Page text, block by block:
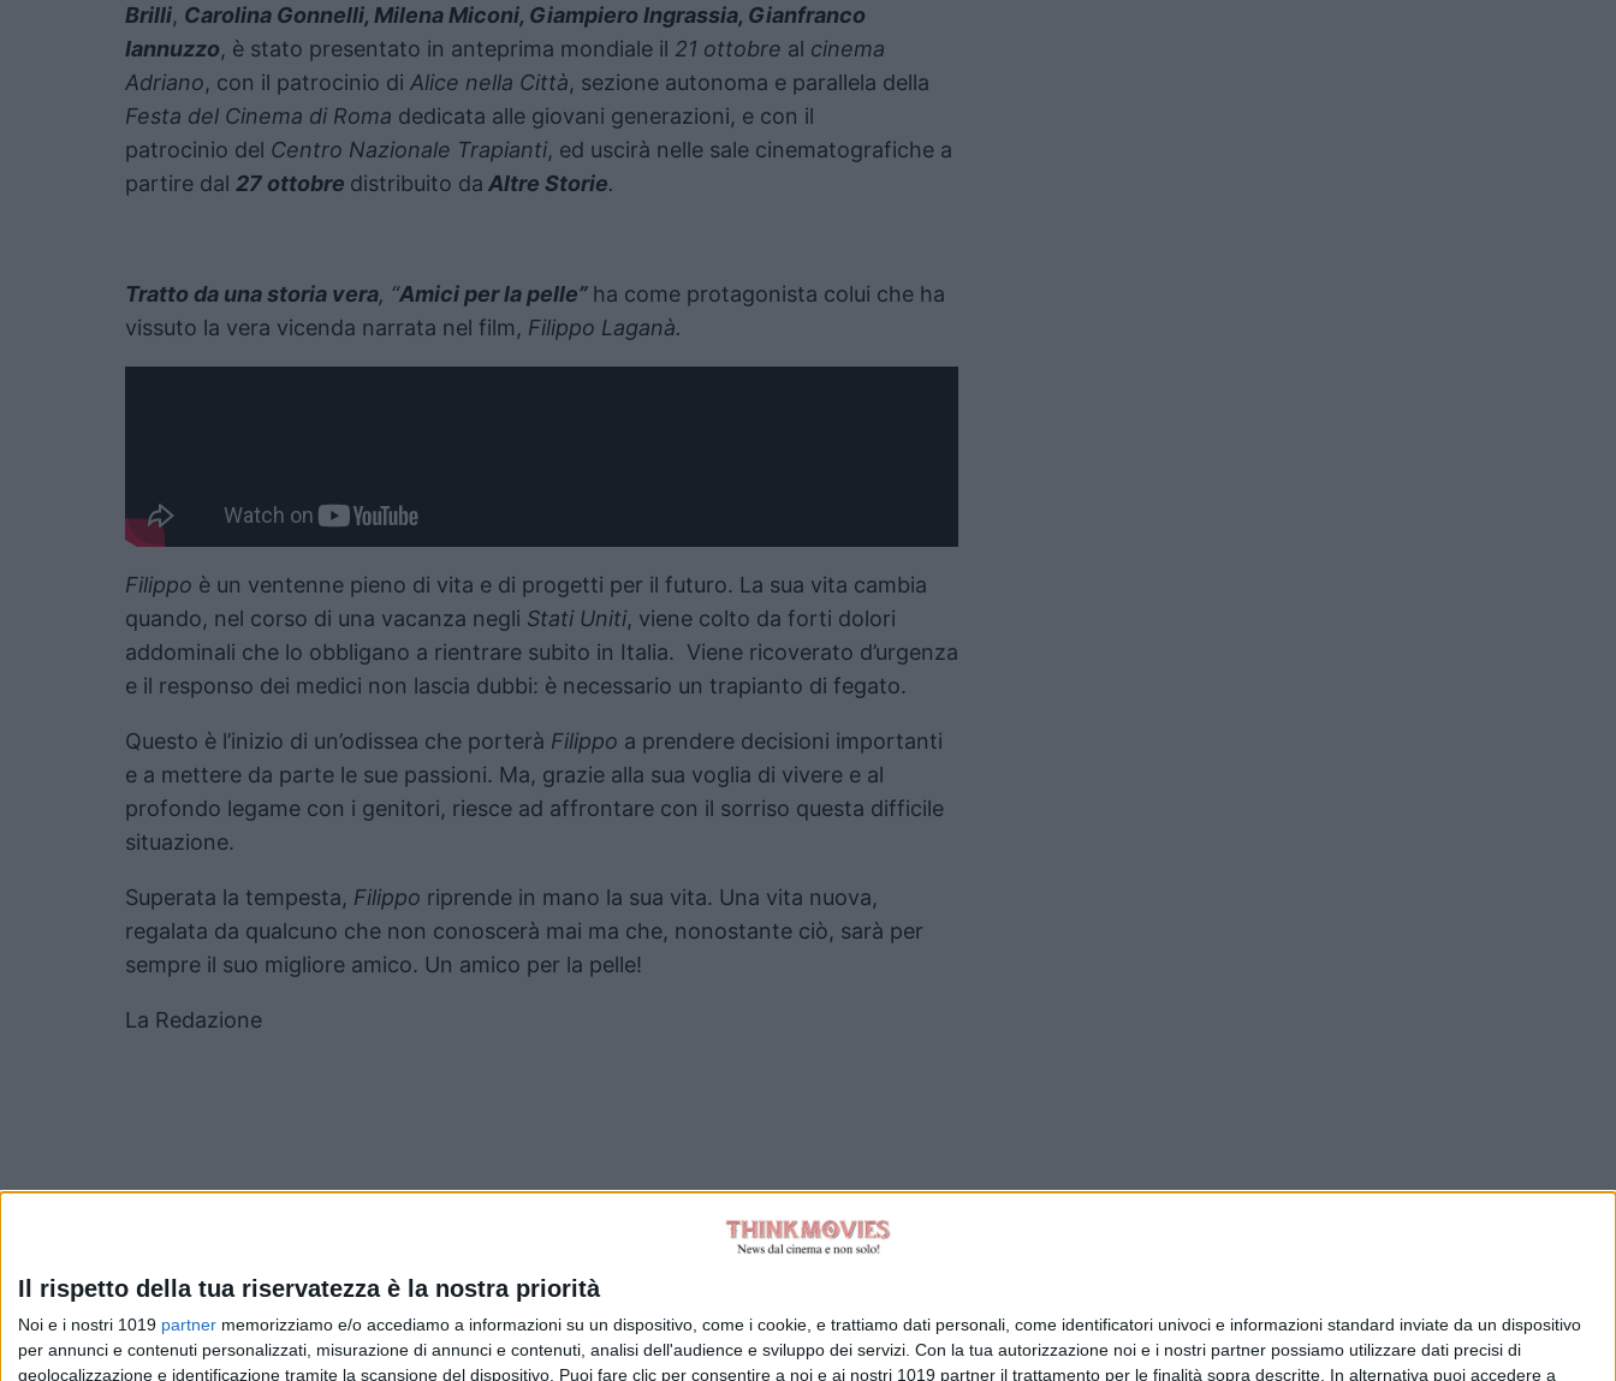
Il rispetto della tua riservatezza è la nostra priorità
Noi e i nostri 1019 partner memorizziamo e/o accediamo a informazioni su un dispositivo, come i cookie, e trattiamo dati personali, come identificatori univoci e informazioni standard inviate da un dispositivo
per annunci e contenuti personalizzati, misurazione di annunci e contenuti, analisi dell'audience e sviluppo dei servizi. Con la tua autorizzazione noi e i nostri partner possiamo utilizzare dati precisi di
geolocalizzazione e identificazione tramite la scansione del dispositivo. Puoi fare clic per consentire a noi e ai nostri 1019 partner il trattamento per le finalità sopra descritte. In alternativa puoi accedere a
Brilli, Carolina Gonnelli, Milena Miconi, Giampiero Ingrassia, Gianfranco
Iannuzzo, è stato presentato in anteprima mondiale il 21 ottobre al cinema
Adriano, con il patrocinio di Alice nella Città, sezione autonoma e parallela della
Festa del Cinema di Roma dedicata alle giovani generazioni, e con il
patrocinio del Centro Nazionale Trapianti, ed uscirà nelle sale cinematografiche a
partire dal 27 ottobre distribuito da Altre Storie.
Tratto da una storia vera, “Amici per la pelle” ha come protagonista colui che ha
vissuto la vera vicenda narrata nel film, Filippo Laganà.
Filippo è un ventenne pieno di vita e di progetti per il futuro. La sua vita cambia
quando, nel corso di una vacanza negli Stati Uniti, viene colto da forti dolori
addominali che lo obbligano a rientrare subito in Italia. Viene ricoverato d’urgenza
e il responso dei medici non lascia dubbi: è necessario un trapianto di fegato.
Questo è l’inizio di un’odissea che porterà Filippo a prendere decisioni importanti
e a mettere da parte le sue passioni. Ma, grazie alla sua voglia di vivere e al
profondo legame con i genitori, riesce ad affrontare con il sorriso questa difficile
situazione.
Superata la tempesta, Filippo riprende in mano la sua vita. Una vita nuova,
regalata da qualcuno che non conoscerà mai ma che, nonostante ciò, sarà per
sempre il suo migliore amico. Un amico per la pelle!
La Redazione
PubblicatoOttobre 25, 2022 in
News cinema e film
Tag: